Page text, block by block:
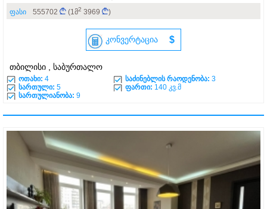
ფასი 555702 (1მ2 3969 )
კონვერტაცია $
თბილისი , საბურთალო
ოთახი: 4 საძინებლის რაოდენობა: 3
სართული: 5 ფართი: 140 კვ.მ
სართულიანობა: 9